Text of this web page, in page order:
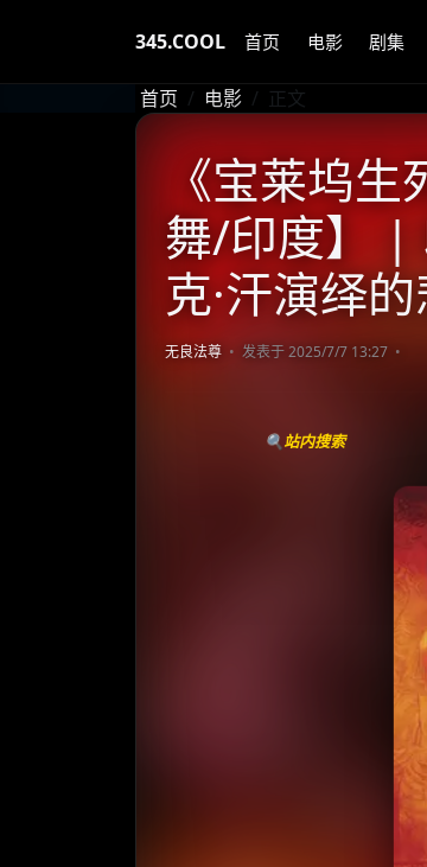
345.COOL 首页 电影 剧集
首页 电影 正文
《宝莱坞
舞/印度】 |
克·汗演绎
无良法尊 发表于 2025/7/7 13:27
🔍站内搜索